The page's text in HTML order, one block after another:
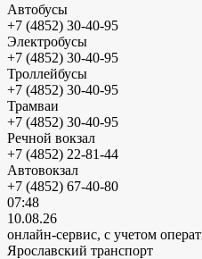
Автобусы
+7 (4852) 30-40-95
Электробусы
+7 (4852) 30-40-95
Троллейбусы
+7 (4852) 30-40-95
Трамваи
+7 (4852) 30-40-95
Речной вокзал
+7 (4852) 22-81-44
Автовокзал
+7 (4852) 67-40-80
07:48
10.08.26
онлайн-сервис, с учетом
Ярославский транспорт